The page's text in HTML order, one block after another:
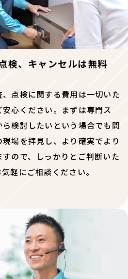
検、キャンセルは無料
点検に関する費用は一切いた
心ください。まずは専門ス
検討したいという場合でも問
場を拝見し、より確実でより
ので、しっかりとご判断いた
軽にご相談ください。